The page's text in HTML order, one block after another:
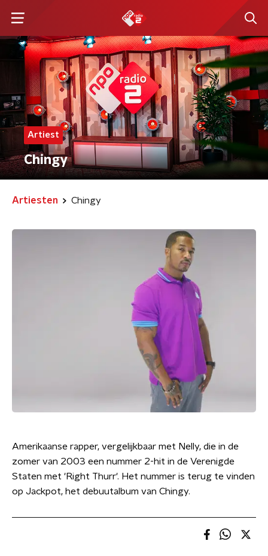
Artiest
Chingy
Artiesten Chingy
Amerikaanse rapper, vergelijkbaar met Nelly, die in de
zomer van 2003 een nummer 2-hit in de Verenigde
Staten met 'Right Thurr'. Het nummer is terug te vinden
op Jackpot, het debuutalbum van Chingy.